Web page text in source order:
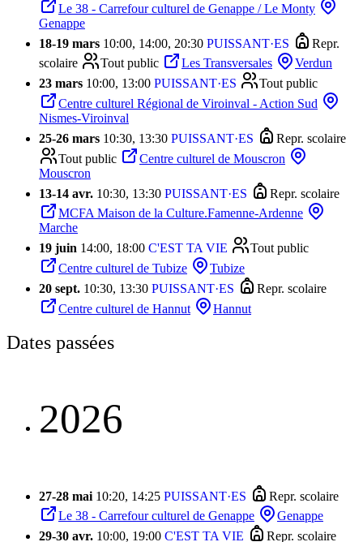
Le 38 - Carrefour culturel de Genappe / Le Monty
Genappe
18-19 mars 10:00, 14:00, 20:30 PUISSANT·ES
Repr.
scolaire
Tout public Les Transversales
Verdun
23 mars 10:00, 13:00 PUISSANT·ES
Tout public
Centre culturel Régional de Viroinval - Action Sud
Nismes-Viroinval
25-26 mars 10:30, 13:30 PUISSANT·ES
Repr. scolaire
Tout public
Centre culturel de Mouscron
Mouscron
13-14 avr. 10:30, 13:30 PUISSANT·ES
Repr. scolaire
MCFA Maison de la Culture.Famenne-Ardenne
Marche
19 juin 14:00, 18:00 C'EST TA VIE
Tout public
Centre culturel de Tubize
Tubize
20 sept. 10:30, 13:30 PUISSANT·ES
Repr. scolaire
Centre culturel de Hannut
Hannut
Dates passées
2026
27-28 mai 10:20, 14:25 PUISSANT·ES
Repr. scolaire
Le 38 - Carrefour culturel de Genappe
Genappe
29-30 avr. 10:00, 19:00 C'EST TA VIE
Repr. scolaire